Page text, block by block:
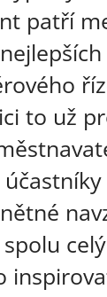
patří
to už